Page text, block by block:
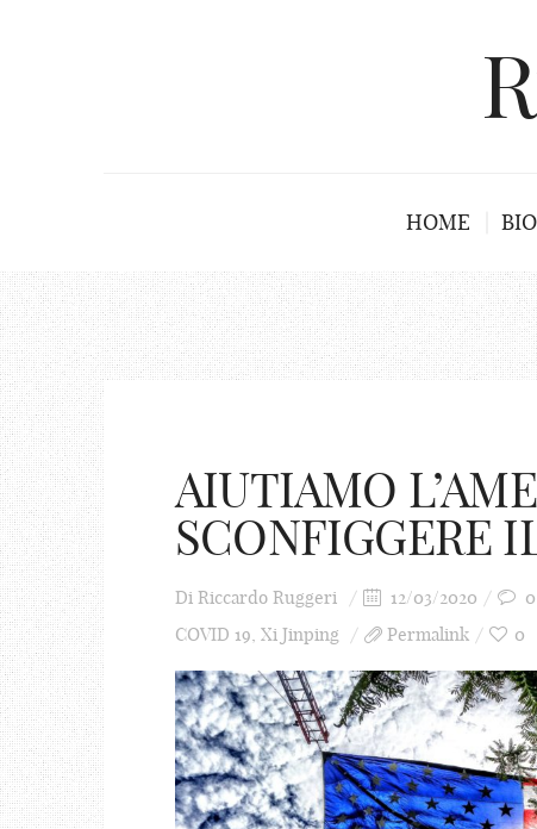
HOME
AIUTIAMO
SCONFIGGERE
Di Riccardo Ruggeri 12/03/2020 0
COVID 19, Xi Jinping Permalink 0